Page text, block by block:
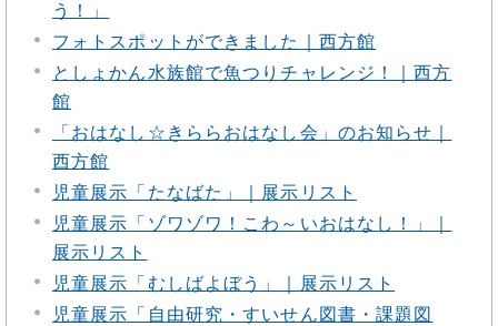
う！」
フォトスポットができました｜西方館
としょかん水族館で魚つりチャレンジ！｜西方
館
「おはなし☆きららおはなし会」のお知らせ｜
西方館
児童展示「たなばた」｜展示リスト
児童展示「ゾワゾワ！こわ～いおはなし！」｜
展示リスト
児童展示「むしばよぼう」｜展示リスト
児童展示「自由研究・すいせん図書・課題図